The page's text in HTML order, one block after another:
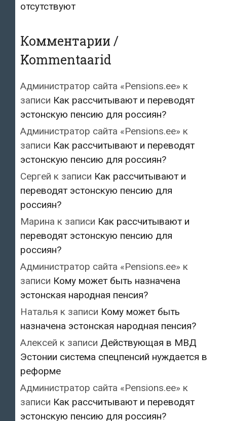
отсутствуют
Комментарии /
Kommentaarid
Администратор сайта «Pensions.ee» к
записи Как рассчитывают и переводят
эстонскую пенсию для россиян?
Администратор сайта «Pensions.ee» к
записи Как рассчитывают и переводят
эстонскую пенсию для россиян?
Сергей к записи Как рассчитывают и
переводят эстонскую пенсию для
россиян?
Марина к записи Как рассчитывают и
переводят эстонскую пенсию для
россиян?
Администратор сайта «Pensions.ee» к
записи Кому может быть назначена
эстонская народная пенсия?
Наталья к записи Кому может быть
назначена эстонская народная пенсия?
Алексей к записи Действующая в МВД
Эстонии система спецпенсий нуждается в
реформе
Администратор сайта «Pensions.ee» к
записи Как рассчитывают и переводят
эстонскую пенсию для россиян?